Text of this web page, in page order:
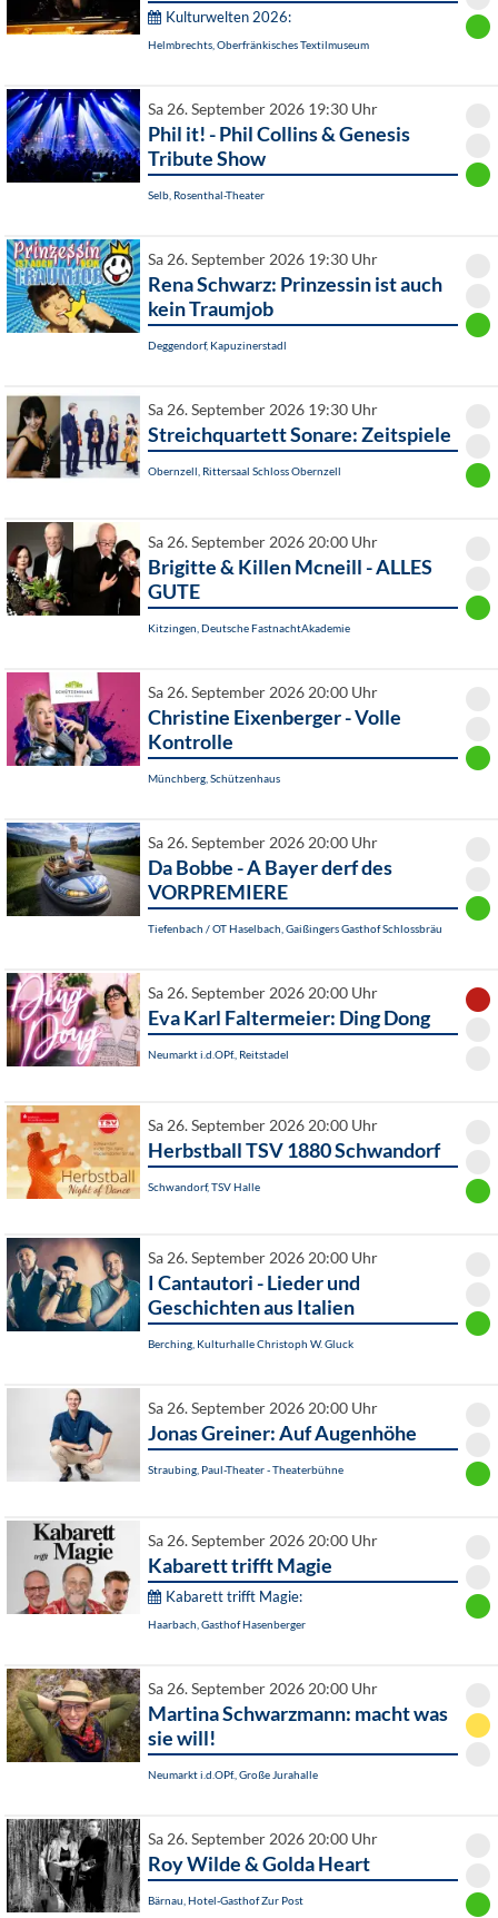
Kulturwelten 2026:
Helmbrechts, Oberfränkisches Textilmuseum
Sa 26. September 2026 19:30 Uhr
Phil it! - Phil Collins & Genesis
Tribute Show
Selb, Rosenthal-Theater
Sa 26. September 2026 19:30 Uhr
Rena Schwarz: Prinzessin ist auch
kein Traumjob
Deggendorf, Kapuzinerstadl
Sa 26. September 2026 19:30 Uhr
Streichquartett Sonare: Zeitspiele
Obernzell, Rittersaal Schloss Obernzell
Sa 26. September 2026 20:00 Uhr
Brigitte & Killen Mcneill - ALLES
GUTE
Kitzingen, Deutsche FastnachtAkademie
Sa 26. September 2026 20:00 Uhr
Christine Eixenberger - Volle
Kontrolle
Münchberg, Schützenhaus
Sa 26. September 2026 20:00 Uhr
Da Bobbe - A Bayer derf des
VORPREMIERE
Tiefenbach / OT Haselbach, Gaißingers Gasthof Schlossbräu
Sa 26. September 2026 20:00 Uhr
Eva Karl Faltermeier: Ding Dong
Neumarkt i.d.OPf., Reitstadel
Sa 26. September 2026 20:00 Uhr
Herbstball TSV 1880 Schwandorf
Schwandorf, TSV Halle
Sa 26. September 2026 20:00 Uhr
I Cantautori - Lieder und
Geschichten aus Italien
Berching, Kulturhalle Christoph W. Gluck
Sa 26. September 2026 20:00 Uhr
Jonas Greiner: Auf Augenhöhe
Straubing, Paul-Theater - Theaterbühne
Sa 26. September 2026 20:00 Uhr
Kabarett trifft Magie
Kabarett trifft Magie:
Haarbach, Gasthof Hasenberger
Sa 26. September 2026 20:00 Uhr
Martina Schwarzmann: macht was
sie will!
Neumarkt i.d.OPf., Große Jurahalle
Sa 26. September 2026 20:00 Uhr
Roy Wilde & Golda Heart
Bärnau, Hotel-Gasthof Zur Post